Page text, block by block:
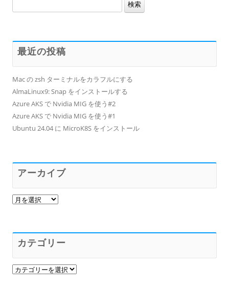
索:
最近の投稿
Mac の zsh ターミナルをカラフルにする
AlmaLinux9: Snap をインストールする
Azure AKS で Nvidia MIG を使う#2
Azure AKS で Nvidia MIG を使う#1
Ubuntu 24.04 に MicroK8S をインストール
アーカイブ
ア
ー
カテゴリー
カ
テ